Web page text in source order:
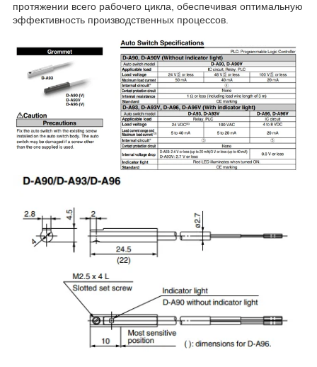
протяжении всего рабочего цикла, обеспечивая оптимальную
эффективность производственных процессов.